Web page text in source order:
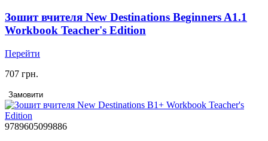
Зошит вчителя New Destinations Beginners A1.1
Workbook Teacher's Edition
Перейти
707 грн.
Замовити
9789605099886